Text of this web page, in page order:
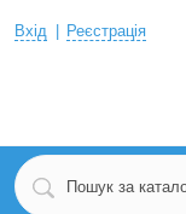
Вхід Реєстрація